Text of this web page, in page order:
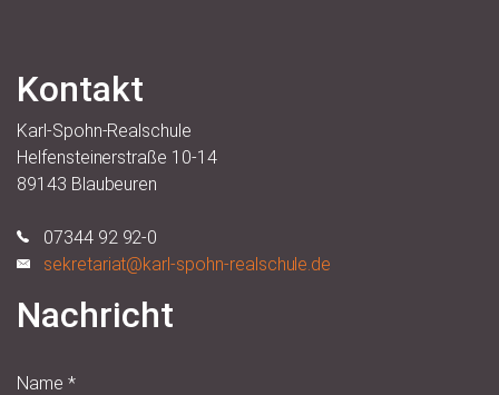
Kontakt
Karl-Spohn-Realschule
Helfensteinerstraße 10-14
89143 Blaubeuren
07344 92 92-0
sekretariat@karl-spohn-realschule.de
Nachricht
Name *